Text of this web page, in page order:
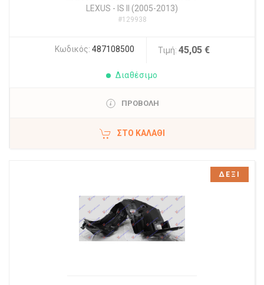
LEXUS - IS II (2005-2013)
#129938
Κωδικός: 487108500 Τιμή: 45,05 €
Διαθέσιμο
ΠΡΟΒΟΛΗ
ΣΤΟ ΚΑΛΆΘΙ
ΔΕΞΙ